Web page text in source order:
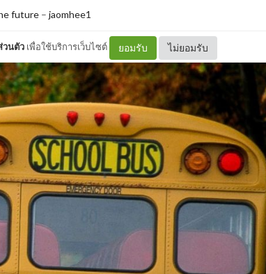
วนตัว เพื่อใช้บริการเว็บไซต์ ยอมรับ ไม่ยอมรับ
future – jaomhee1